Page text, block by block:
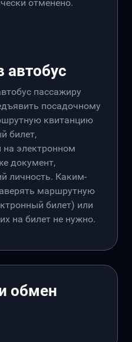
отменено.
автобус
пассажиру
посадочному
квитанцию
билет,
электронном
документ,
личность. Каким-
маршрутную
билет) или
на билет не нужно.
обмен